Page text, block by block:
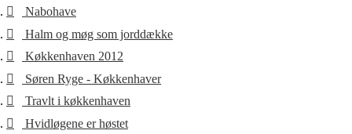
Nabohave
Halm og møg som jorddække
Køkkenhaven 2012
Søren Ryge - Køkkenhaver
Travlt i køkkenhaven
Hvidløgene er høstet